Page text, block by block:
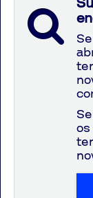
Cursos